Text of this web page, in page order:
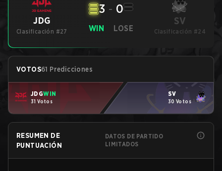
JDG
Clasificación #27 WIN
3 - 0
LOSE
SV
Clasificación #24
VOTOS61 Predicciones
JDGWIN
31 Votos
SV
30 Votos
RESUMEN DE
PUNTUACIÓN
DATOS DE PARTIDO
LIMITADOS